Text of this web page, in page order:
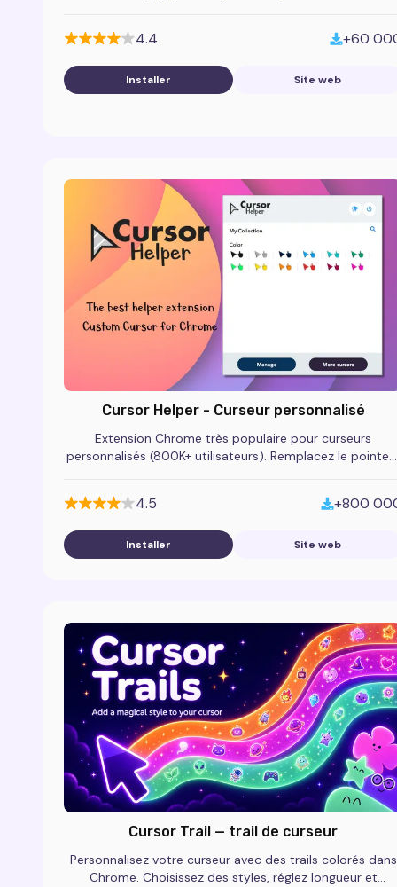
4.4 +60
Installer Site web
Cursor Helper - Curseur personnalisé
Extension Chrome très populaire pour curseurs
personnalisés (800K+ utilisateurs). Remplacez le
4.5 +800
Installer Site web
Cursor Trail — trail de curseur
Personnalisez votre curseur avec des trails colorés dans
Chrome. Choisissez des styles, réglez longueur et